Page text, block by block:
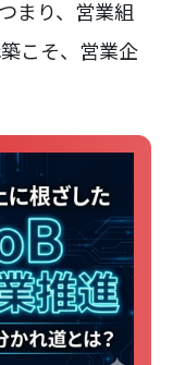
まり、営業組
こそ、営業企